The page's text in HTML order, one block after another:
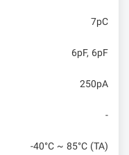
7pC
6pF, 6pF
250pA
-
-40°C ~ 85°C (TA)